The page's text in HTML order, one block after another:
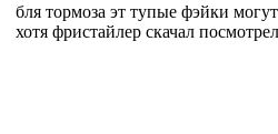
бля тормоза эт тупые фэйки
хотя фристайлер скачал